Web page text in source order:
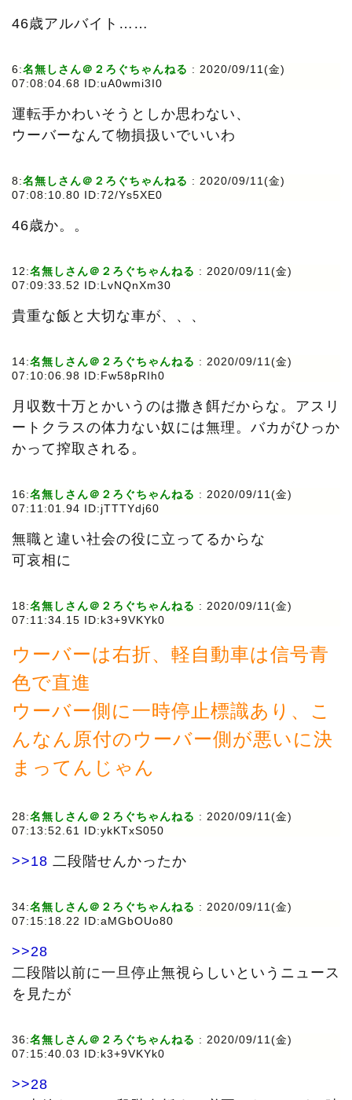
46歳アルバイト……
6:名無しさん＠２ろぐちゃんねる : 2020/09/11(金)
07:08:04.68 ID:uA0wmi3I0
運転手かわいそうとしか思わない、
ウーバーなんて物損扱いでいいわ
8:名無しさん＠２ろぐちゃんねる : 2020/09/11(金)
07:08:10.80 ID:72/Ys5XE0
46歳か。。
12:名無しさん＠２ろぐちゃんねる : 2020/09/11(金)
07:09:33.52 ID:LvNQnXm30
貴重な飯と大切な車が、、、
14:名無しさん＠２ろぐちゃんねる : 2020/09/11(金)
07:10:06.98 ID:Fw58pRIh0
月収数十万とかいうのは撒き餌だからな。アスリ
ートクラスの体力ない奴には無理。バカがひっか
かって搾取される。
16:名無しさん＠２ろぐちゃんねる : 2020/09/11(金)
07:11:01.94 ID:jTTTYdj60
無職と違い社会の役に立ってるからな
可哀相に
18:名無しさん＠２ろぐちゃんねる : 2020/09/11(金)
07:11:34.15 ID:k3+9VKYk0
ウーバーは右折、軽自動車は信号青
色で直進
ウーバー側に一時停止標識あり、こ
んなん原付のウーバー側が悪いに決
まってんじゃん
28:名無しさん＠２ろぐちゃんねる : 2020/09/11(金)
07:13:52.61 ID:ykKTxS050
>>18 二段階せんかったか
34:名無しさん＠２ろぐちゃんねる : 2020/09/11(金)
07:15:18.22 ID:aMGbOUo80
>>28
二段階以前に一旦停止無視らしいというニュース
を見たが
36:名無しさん＠２ろぐちゃんねる : 2020/09/11(金)
07:15:40.03 ID:k3+9VKYk0
>>28